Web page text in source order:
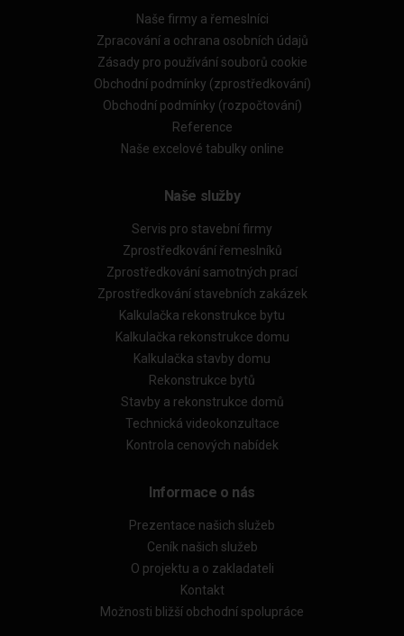
Naše firmy a řemeslníci
Zpracování a ochrana osobních údajů
Zásady pro používání souborů cookie
Obchodní podmínky (zprostředkování)
Obchodní podmínky (rozpočtování)
Reference
Naše excelové tabulky online
Naše služby
Servis pro stavební firmy
Zprostředkování řemeslníků
Zprostředkování samotných prací
Zprostředkování stavebních zakázek
Kalkulačka rekonstrukce bytu
Kalkulačka rekonstrukce domu
Kalkulačka stavby domu
Rekonstrukce bytů
Stavby a rekonstrukce domů
Technická videokonzultace
Kontrola cenových nabídek
Informace o nás
Prezentace našich služeb
Ceník našich služeb
O projektu a o zakladateli
Kontakt
Možnosti bližší obchodní spolupráce